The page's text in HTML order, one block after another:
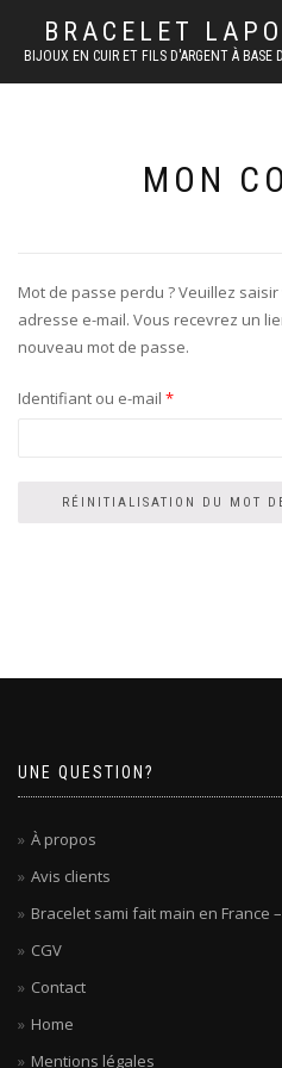
BRACELET
BIJOUX EN CUIR ET FILS D'ARGENT À BASE
MON
Mot de passe perdu ? Veuillez
adresse e-mail. Vous recevrez un
nouveau mot de passe.
Identifiant ou e-mail *Obligatoire
RÉINITIALISATION DU MOT
UNE QUESTION?
À propos
Avis clients
Bracelet sami fait main en France
CGV
Contact
Home
Mentions légales